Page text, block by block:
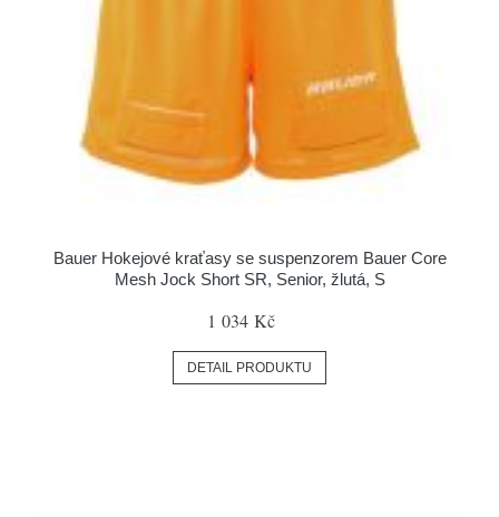
Bauer Hokejové kraťasy se suspenzorem Bauer Core
Mesh Jock Short SR, Senior, žlutá, S
1 034 Kč
DETAIL PRODUKTU